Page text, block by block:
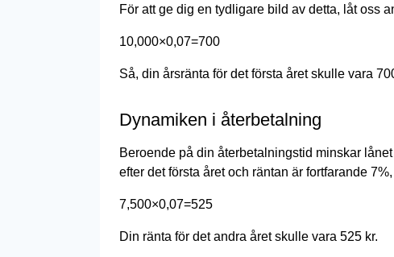
För att ge dig en tydligare bild av detta, låt oss
10,000×0,07=700
Så, din årsränta för det första året skulle vara
Dynamiken i återbetalning
Beroende på din återbetalningstid minskar
efter det första året och räntan är fortfarande
7,500×0,07=525
Din ränta för det andra året skulle vara 525 kr.